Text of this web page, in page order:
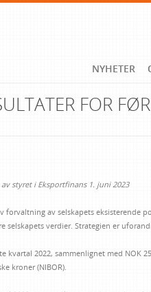
NYHETER
FOR
styret i Eksportfinans 1. juni 2023
forvaltning av selskapets eksisterende
verdier. Strategien er
kvartal 2022, sammenlignet med NOK
kroner (NIBOR).